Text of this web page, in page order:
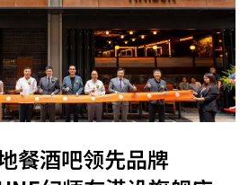
餐酒吧领先品牌